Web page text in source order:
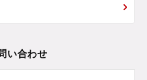
い合わせ